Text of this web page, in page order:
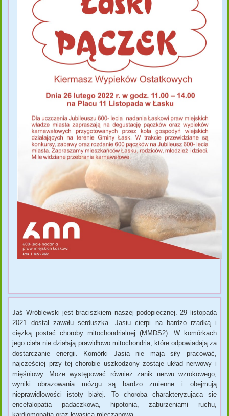
Jaś Wróblewski jest braciszkiem naszej podopiecznej. 29 listopada
2021 dostał zawału serduszka. Jasiu cierpi na bardzo rzadką i
ciężką postać choroby mitochondrialnej (MMDS2). W komórkach
jego ciała nie działają prawidłowo mitochondria, które odpowiadają za
dostarczanie energii. Komórki Jasia nie mają siły pracować,
najczęściej przy tej chorobie uszkodzony zostaje układ nerwowy i
mięśniowy. Może występować również zanik nerwu wzrokowego,
wyniki obrazowania mózgu są bardzo zmienne i obejmują
nieprawidłowości istoty białej. To choroba charakteryzująca się
encefalopatią padaczkową, hipotonią, zaburzeniami ruchu,